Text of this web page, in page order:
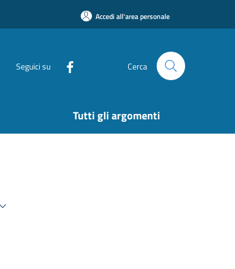
Accedi all'area personale
Seguici su Cerca
Tutti gli argomenti